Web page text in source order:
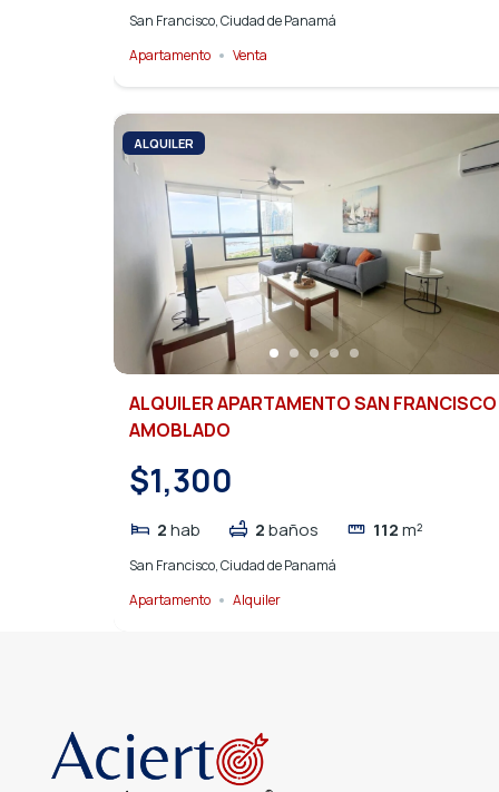
San Francisco, Ciudad de Panamá
Apartamento
Venta
ALQUILER
ALQUILER APARTAMENTO SAN FRANCISCO
AMOBLADO
$1,300
2 hab 2 baños 112 m²
San Francisco, Ciudad de Panamá
Apartamento
Alquiler